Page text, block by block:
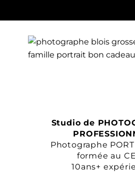
Studio de
Photographe
formée au
10ans+